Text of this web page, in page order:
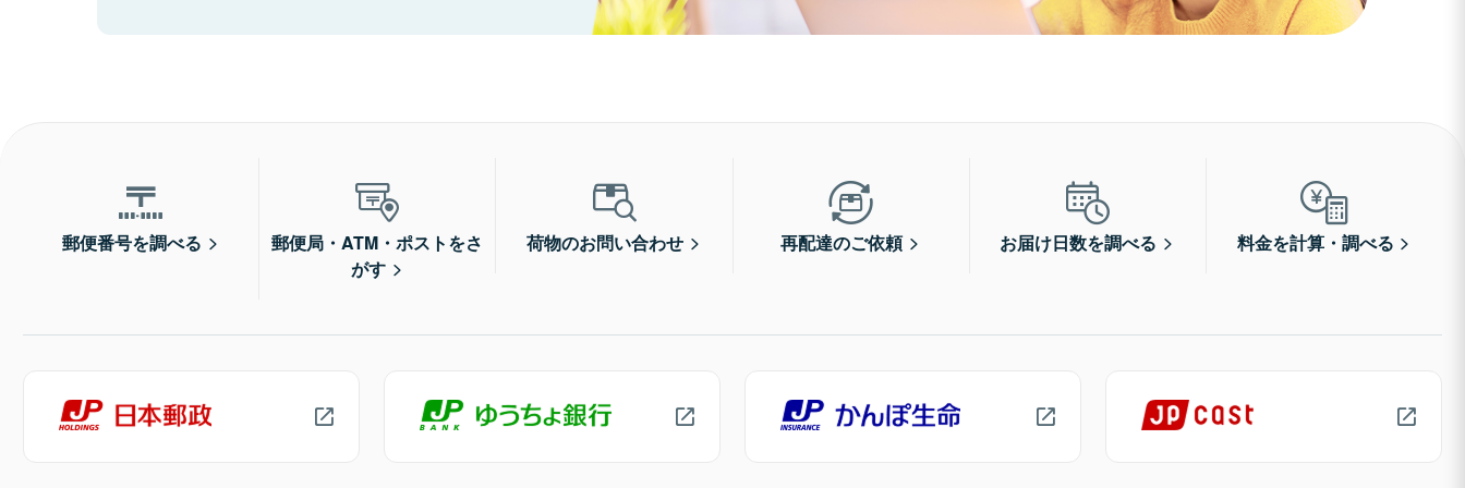
郵便番号を調べる
郵便局・ATM・ポストをさ
がす
荷物のお問い合わせ 再配達のご依頼 お届け日数を調べる 料金を計算・調べる